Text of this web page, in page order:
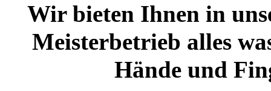
Wir bieten Ihnen in
Meisterbetrieb alles
Hände und